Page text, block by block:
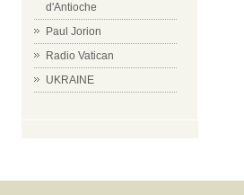
d'Antioche
Paul Jorion
Radio Vatican
UKRAINE